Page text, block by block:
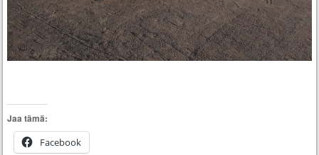
Jaa tämä:
Facebook